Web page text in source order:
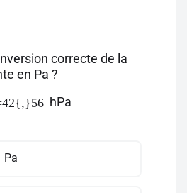
correcte de la
en Pa ?
hPa
Pa